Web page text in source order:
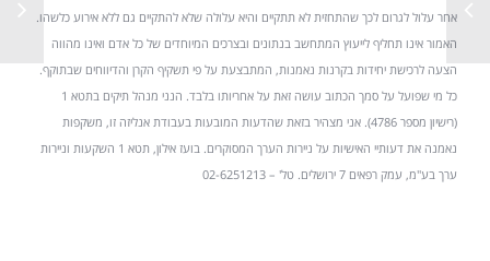
אחר עלול לגרום לכך שהתחזית לא תתקיים והיא עלולה שלא להתקיים גם ללא אירוע כלשהו.
האמור אינו תחליף לייעוץ המתחשב בנתונים ובצרכים המיוחדים של כל אדם ואינו מהווה
הצעה לרכישת יחידות בקרנות נאמנות, המתבצעת על פי תשקיף הקרן והדיווחים שבתוקף.
כל מי שפועל על סמך הכתוב עושה זאת על אחריותו בלבד. הנני מנהל תיקים בתטא 1
(רישיון מספר 4786). אני מצהיר בזאת שהדעות המובעות בעבודת אנליזה זו, משקפות
נאמנה את דעותיי האישיות על ניירות הערך המסוקרים. בועז אילון, תטא 1 השקעות וניירות
ערך בע"מ, עמק רפאים 7 ירושלים. טל' – 02-6251213